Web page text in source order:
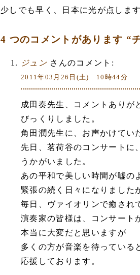
少しでも早く、日本に光が点しま
4 つのコメントがあります “
ジュン さんのコメント:
2011年03月26日(土) 10時44分
成田奏先生、コメントありが
びっくりしました。
角田潤先生に、お声かけてい
先日、茗荷谷のコンサートに、
うかがいました。
あの平和で美しい時間が嘘の
緊張の続く日々になりました
毎日、ヴァイオリンで癒され
演奏家の皆様は、コンサート
本当に大変だと思いますが
多くの方が音楽を待っている
応援しております。